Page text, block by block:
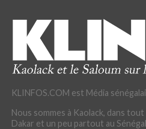
KLINFOS.COM est Média
Nous sommes à Kaolack, dans tout
Dakar et un peu partout au